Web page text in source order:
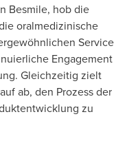
Besmile, hob die
oralmedizinische
Service
Engagement
Gleichzeitig zielt
ab, den Prozess der
zu